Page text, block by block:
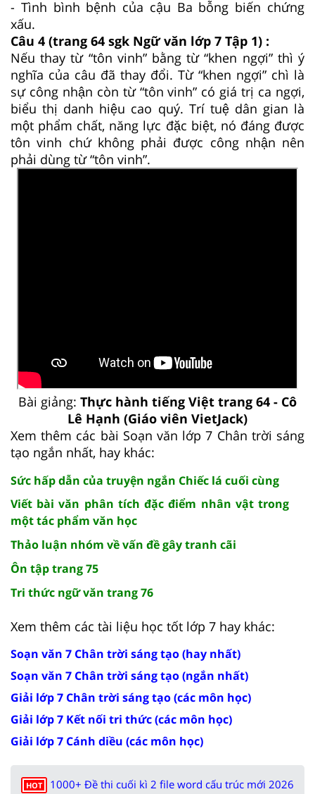
- Tình bình bệnh của cậu Ba bỗng biến chứng
xấu.
Câu 4 (trang 64 sgk Ngữ văn lớp 7 Tập 1) :
Nếu thay từ “tôn vinh” bằng từ “khen ngợi” thì ý
nghĩa của câu đã thay đổi. Từ “khen ngợi” chì là
sự công nhận còn từ “tôn vinh” có giá trị ca ngợi,
biểu thị danh hiệu cao quý. Trí tuệ dân gian là
một phẩm chất, năng lực đặc biệt, nó đáng được
tôn vinh chứ không phải được công nhận nên
phải dùng từ “tôn vinh”.
Bài giảng: Thực hành tiếng Việt trang 64 - Cô
Lê Hạnh (Giáo viên VietJack)
Xem thêm các bài Soạn văn lớp 7 Chân trời sáng
tạo ngắn nhất, hay khác:
Sức hấp dẫn của truyện ngắn Chiếc lá cuối cùng
Viết bài văn phân tích đặc điểm nhân vật trong
một tác phẩm văn học
Thảo luận nhóm về vấn đề gây tranh cãi
Ôn tập trang 75
Tri thức ngữ văn trang 76
Xem thêm các tài liệu học tốt lớp 7 hay khác:
Soạn văn 7 Chân trời sáng tạo (hay nhất)
Soạn văn 7 Chân trời sáng tạo (ngắn nhất)
Giải lớp 7 Chân trời sáng tạo (các môn học)
Giải lớp 7 Kết nối tri thức (các môn học)
Giải lớp 7 Cánh diều (các môn học)
HOT
1000+ Đề thi cuối kì 2 file word cấu trúc mới 2026